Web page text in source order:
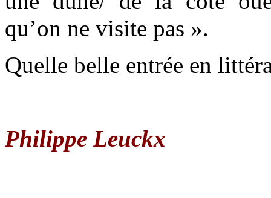
qu’on ne visite pas ».
Quelle belle entrée en
Philippe Leuckx